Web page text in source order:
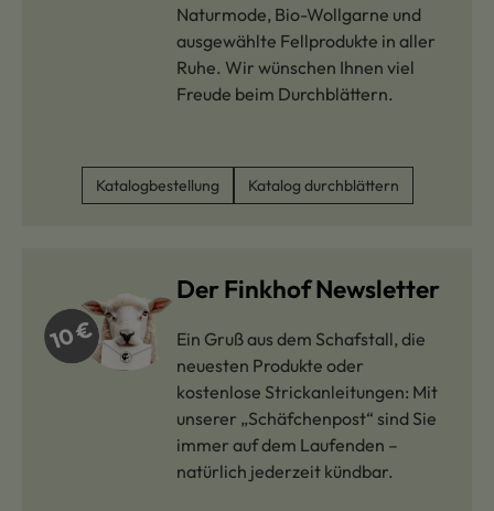
Naturmode, Bio-Wollgarne und
ausgewählte Fellprodukte in aller
Ruhe. Wir wünschen Ihnen viel
Freude beim Durchblättern.
Katalogbestellung Katalog durchblättern
Der Finkhof Newsletter
Ein Gruß aus dem Schafstall, die
neuesten Produkte oder
kostenlose Strickanleitungen: Mit
unserer „Schäfchenpost“ sind Sie
immer auf dem Laufenden –
natürlich jederzeit kündbar.